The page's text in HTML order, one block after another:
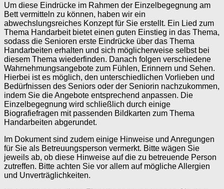
Um diese Eindrücke im Rahmen der Einzelbegegnung am
Bett vermitteln zu können, haben wir ein
abwechslungsreiches Konzept für Sie erstellt. Ein Lied zum
Thema Handarbeit bietet einen guten Einstieg in das Thema,
sodass die Senioren erste Eindrücke über das Thema
Handarbeiten erhalten und sich möglicherweise selbst bei
diesem Thema wiederfinden. Danach folgen verschiedene
Wahrnehmungsangebote zum Fühlen, Erinnern und Sehen.
Hierbei ist es möglich, den unterschiedlichen Vorlieben und
Bedürfnissen des Seniors oder der Seniorin nachzukommen,
indem Sie die Angebote entsprechend anpassen. Die
Einzelbegegnung wird schließlich durch einige
Biografiefragen mit passenden Bildkarten zum Thema
Handarbeiten abgerundet.
Im Dokument sind zudem einige Hinweise und Anregungen
für Sie als Betreuungsperson vermerkt. Bitte wägen Sie
jeweils ab, ob diese Hinweise auf die zu betreuende Person
zutreffen. Bitte achten Sie vor allem auf mögliche Allergien
und Unverträglichkeiten.